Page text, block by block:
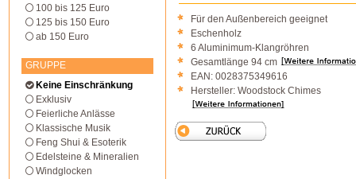
100 bis 125 Euro
125 bis 150 Euro
ab 150 Euro
GRUPPE
Keine Einschränkung
Exklusiv
Feierliche Anlässe
Klassische Musik
Feng Shui & Esoterik
Edelsteine & Mineralien
Windglocken
Für den Außenbereich geeignet
Eschenholz
6 Aluminimum-Klangröhren
Gesamtlänge 94 cm
EAN: 0028375349616
Hersteller: Woodstock Chimes